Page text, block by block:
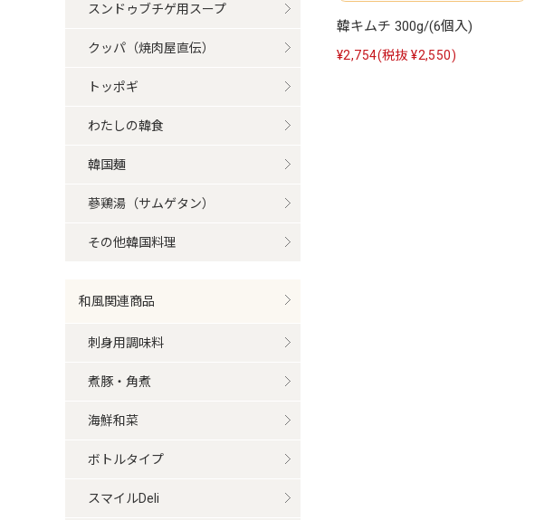
韓キムチ 300g/(6個入)
¥2,754(税抜 ¥2,550)
スンドゥブチゲ用スープ
クッパ（焼肉屋直伝）
トッポギ
わたしの韓食
韓国麺
蔘鶏湯（サムゲタン）
その他韓国料理
和風関連商品
刺身用調味料
煮豚・角煮
海鮮和菜
ボトルタイプ
スマイルDeli